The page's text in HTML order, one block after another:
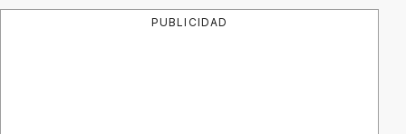
PUBLICIDAD